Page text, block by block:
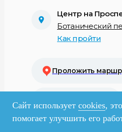
Сайт использует cookies, это
помогает улучшить его
Центр на
Ботанический
Проложить
Как пройти